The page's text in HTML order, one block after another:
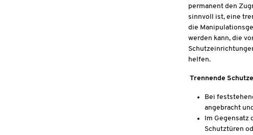
permanent den
sinnvoll ist, eine
die
werden kann, die
helfen.
Trennende
Bei
angebracht
Im
Schutztüren